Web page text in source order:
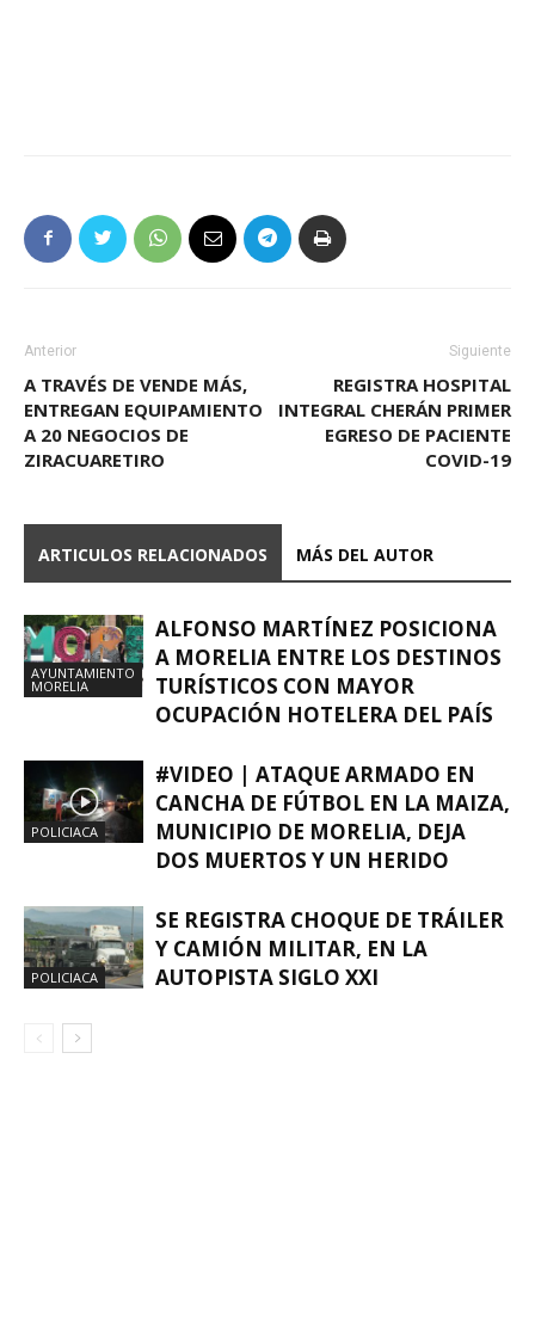
Anterior
A TRAVÉS DE VENDE MÁS,
ENTREGAN EQUIPAMIENTO
A 20 NEGOCIOS DE
ZIRACUARETIRO
Siguiente
REGISTRA HOSPITAL
INTEGRAL CHERÁN PRIMER
EGRESO DE PACIENTE
COVID-19
ARTICULOS RELACIONADOS MÁS DEL AUTOR
AYUNTAMIENTO
MORELIA
ALFONSO MARTÍNEZ POSICIONA
A MORELIA ENTRE LOS DESTINOS
TURÍSTICOS CON MAYOR
OCUPACIÓN HOTELERA DEL PAÍS
POLICIACA
#VIDEO | ATAQUE ARMADO EN
CANCHA DE FÚTBOL EN LA MAIZA,
MUNICIPIO DE MORELIA, DEJA
DOS MUERTOS Y UN HERIDO
POLICIACA
SE REGISTRA CHOQUE DE TRÁILER
Y CAMIÓN MILITAR, EN LA
AUTOPISTA SIGLO XXI